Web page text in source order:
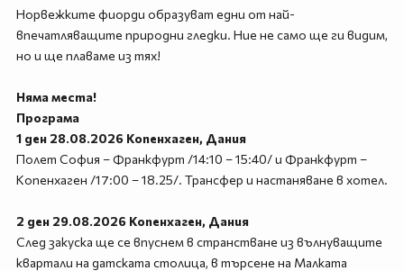
ПОСЛЕДВАЙТЕ НИ
Норвежките фиорди образуват едни от най-
впечатляващите природни гледки. Ние не само ще ги видим,
но и ще плаваме из тях!
Няма места!
Програма
1 ден 28.08.2026 Копенхаген, Дания
Полет София – Франкфурт /14:10 – 15:40/ и Франкфурт –
Копенхаген /17:00 – 18.25/. Трансфер и настаняване в хотел.
2 ден 29.08.2026 Копенхаген, Дания
След закуска ще се впуснем в странстване из вълнуващите
квартали на датската столица, в търсене на Малката